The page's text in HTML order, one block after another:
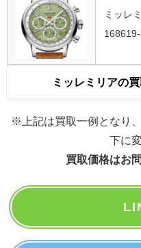
ミッレ
ミッレミリアの
※上記は買取一例となり
下に
買取価格はお